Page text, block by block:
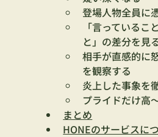
登場人物全員に
「言っているこ
と」の差分を見
相手が直感的に
を観察する
炎上した事象を
プライドだけ高
まとめ
HONEのサービスに